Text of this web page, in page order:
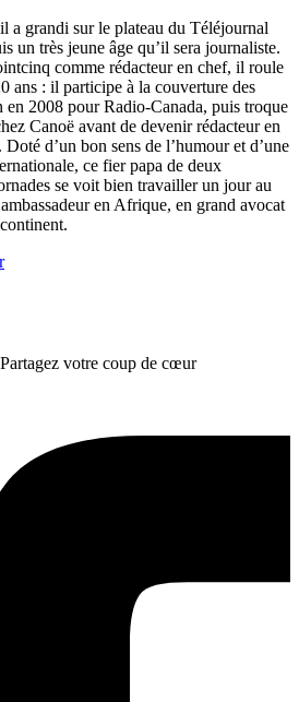
a grandi sur le plateau du Téléjournal
un très jeune âge qu’il sera journaliste.
comme rédacteur en chef, il roule
ans : il participe à la couverture des
2008 pour Radio-Canada, puis troque
Canoë avant de devenir rédacteur en
d’un bon sens de l’humour et d’une
ce fier papa de deux
se voit bien travailler un jour au
en Afrique, en grand avocat
Partagez votre coup de cœur